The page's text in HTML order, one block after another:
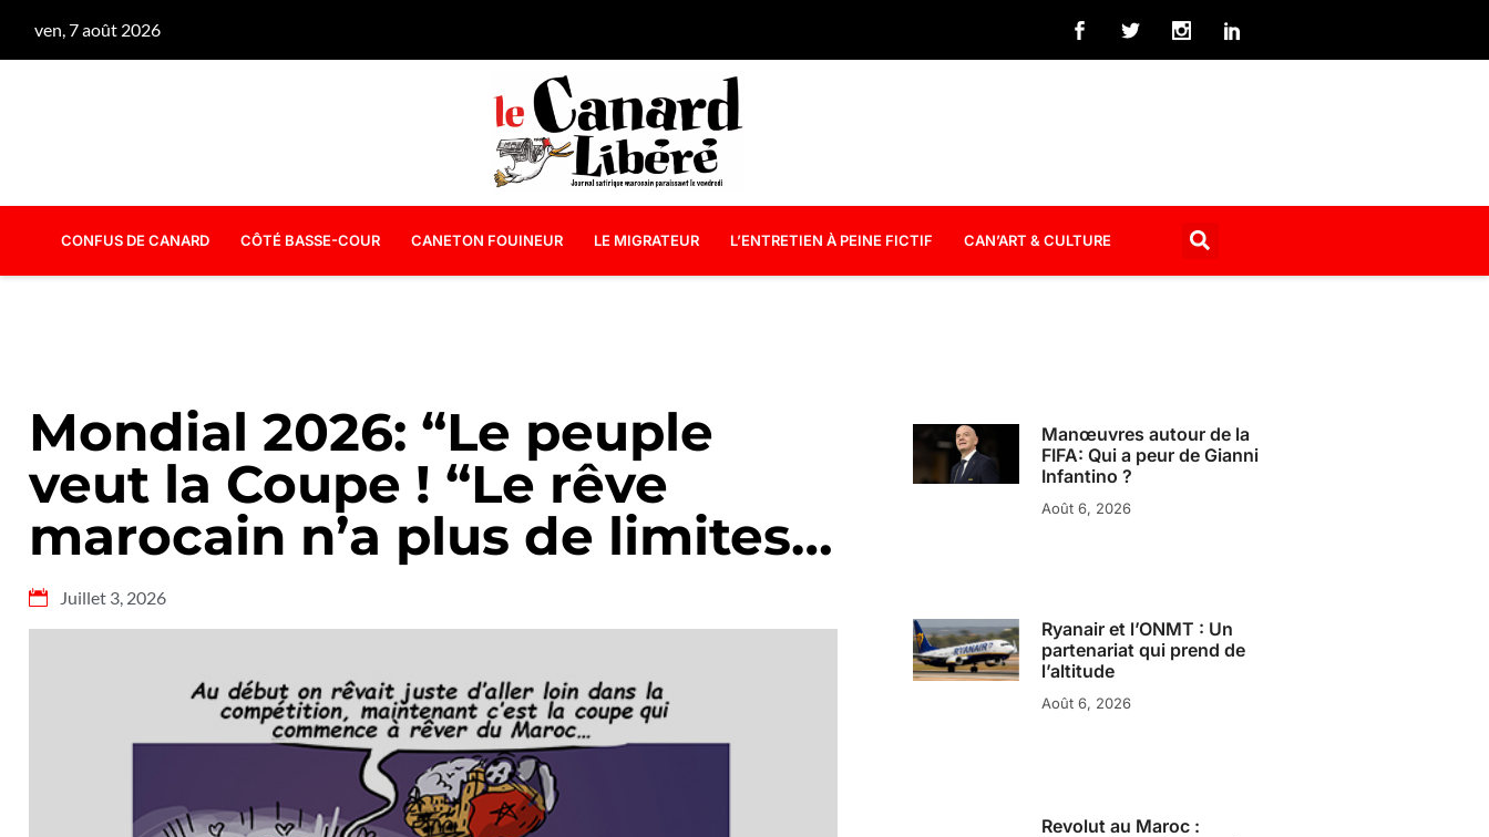
ven, 7 août 2026
CONFUS DE CANARD CÔTÉ BASSE-COUR CANETON FOUINEUR LE MIGRATEUR L’ENTRETIEN À PEINE FICTIF CAN’ART & CULTURE
Mondial 2026: “Le peuple
veut la Coupe ! “Le rêve
marocain n’a plus de limites…
Juillet 3, 2026
Manœuvres autour de la
FIFA: Qui a peur de Gianni
Infantino ?
Août 6, 2026
Ryanair et l’ONMT : Un
partenariat qui prend de
l’altitude
Août 6, 2026
Revolut au Maroc :